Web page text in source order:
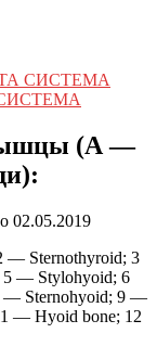
СИСТЕМА
(А —
02.05.2019
— Sternothyroid; 3
— Stylohyoid; 6
— Sternohyoid; 9 —
— Hyoid bone; 12